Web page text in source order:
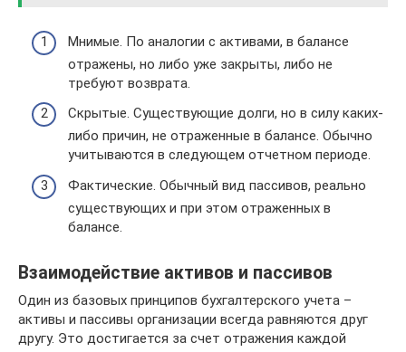
Мнимые. По аналогии с активами, в балансе
отражены, но либо уже закрыты, либо не
требуют возврата.
Скрытые. Существующие долги, но в силу каких-
либо причин, не отраженные в балансе. Обычно
учитываются в следующем отчетном периоде.
Фактические. Обычный вид пассивов, реально
существующих и при этом отраженных в
балансе.
Взаимодействие активов и пассивов
Один из базовых принципов бухгалтерского учета –
активы и пассивы организации всегда равняются друг
другу. Это достигается за счет отражения каждой